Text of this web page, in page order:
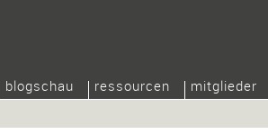
blogschau ressourcen mitglieder